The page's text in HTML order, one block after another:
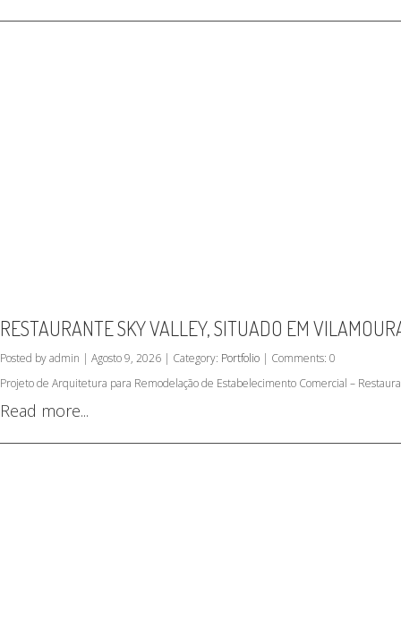
RESTAURANTE SKY VALLEY, SITUADO EM
Posted by admin | Agosto 9, 2026 | Category: Portfolio | Comments: 0
Projeto de Arquitetura para Remodelação de Estabelecimento Comercial –
Read more...